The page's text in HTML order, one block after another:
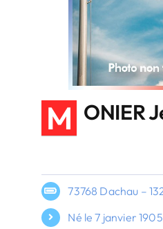
M ONIER
73768 Dachau –
Né le 7 janvier